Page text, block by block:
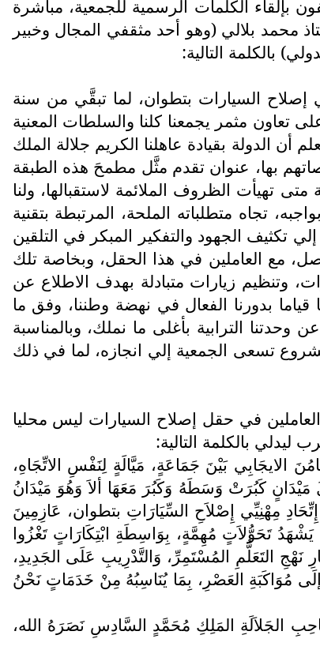
بإلقاء الكلمات الرسمية للجمعية، مباشرة
محمد بلالي (وهو أحد مثقفي المجال وخبير
بالكلمة التالية:
السيارات بتطوان، لما تبقَّي من سنة
تعاون مثمر يجمعنا كلنا والسلطات المعنية
الدولة بقيادة عاهلنا الكريم جلالة الملك
بها، عنوان تقدم مثَّل مطمحَ هذه الطبقة
تهيأت الظروف الملائمة لاستقبالها، ولنا
تجاه متطلباته الملحة، المرتبطة بتقنية
تكثيف الجهود والتفكير المبكر في التلقين
مع العاملين في هذا الحقل، وبخاصة تلك
وتنظيم زيارات متبادلة بهدف الاطلاع عن
بدورنا الفعال في نهضة وطننا، وفق ما
وحدتنا الترابية بأغلى ما نملك، وبالمناسبة
تسعى الجمعية إلي انجازه، لما في ذلك
في حقل إصلاح السيارات ليس محليا
بالكلمة التالية:
الايجَابِي بَيْنَ جَمَاعَةٍ، مَيَّالَةٍ لِنَفْسِ الاتِّجَاهِ،
كَبُرَتْ وَسَطَهُ وَكَبُرَ مَعَهَا ألاَ وَهُوَ مَيْدَانُ
مِهْنِيِّي إِصْلاَحِ السِّيَارَاتِ بتطوان، عَازِمِينَ
تَحَوُّلاَتٍ مُهِمَّةٍ، بِوَاسِطَةِ ابْتِكَارَاتٍ تَغْزُوا
نَهْجِ التَعَلُّمِ المُسْتَمِرِّ، وَالتَّدْرِيبِ عَلَى الجَدِيدِ،
مُوَاكَبَةِ العَصْرِ، بِمَا يُنَاسِبُهُ مِنْ خَدَمَاتٍ نَحْنُ
الجَلاَلَةِ المَلِكِ مُحَمَّدٍ السَّادِسِ نَصَرَهُ الله،